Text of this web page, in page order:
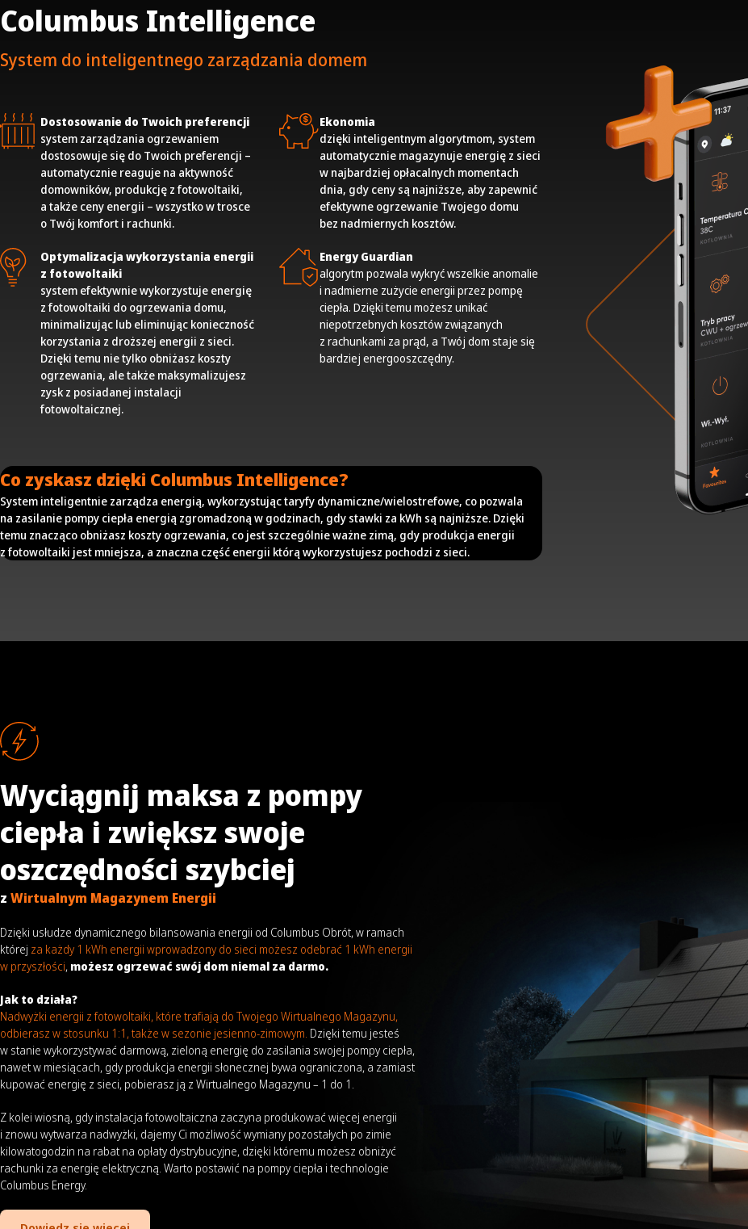
Columbus Intelligence
System do inteligentnego zarządzania domem
Dostosowanie do Twoich preferencji
system zarządzania ogrzewaniem
dostosowuje się do Twoich preferencji –
automatycznie reaguje na aktywność
domowników, produkcję z fotowoltaiki,
a także ceny energii – wszystko w trosce
o Twój komfort i rachunki.
Ekonomia
dzięki inteligentnym algorytmom, system
automatycznie magazynuje energię z sieci
w najbardziej opłacalnych momentach
dnia, gdy ceny są najniższe, aby zapewnić
efektywne ogrzewanie Twojego domu
bez nadmiernych kosztów.
Optymalizacja wykorzystania energii
z fotowoltaiki
system efektywnie wykorzystuje energię
z fotowoltaiki do ogrzewania domu,
minimalizując lub eliminując konieczność
korzystania z droższej energii z sieci.
Dzięki temu nie tylko obniżasz koszty
ogrzewania, ale także maksymalizujesz
zysk z posiadanej instalacji
fotowoltaicznej.
Energy Guardian
algorytm pozwala wykryć wszelkie anomalie
i nadmierne zużycie energii przez pompę
ciepła. Dzięki temu możesz unikać
niepotrzebnych kosztów związanych
z rachunkami za prąd, a Twój dom staje się
bardziej energooszczędny.
Co zyskasz dzięki Columbus Intelligence?
System inteligentnie zarządza energią, wykorzystując taryfy dynamiczne/wielostrefowe, co pozwala
na zasilanie pompy ciepła energią zgromadzoną w godzinach, gdy stawki za kWh są najniższe. Dzięki
temu znacząco obniżasz koszty ogrzewania, co jest szczególnie ważne zimą, gdy produkcja energii
z fotowoltaiki jest mniejsza, a znaczna część energii którą wykorzystujesz pochodzi z sieci.
Wyciągnij maksa z pompy
ciepła i zwiększ swoje
oszczędności szybciej
z Wirtualnym Magazynem Energii
Dzięki usłudze dynamicznego bilansowania energii od Columbus Obrót, w ramach
której za każdy 1 kWh energii wprowadzony do sieci możesz odebrać 1 kWh energii
w przyszłości, możesz ogrzewać swój dom niemal za darmo.
Jak to działa?
Nadwyżki energii z fotowoltaiki, które trafiają do Twojego Wirtualnego Magazynu,
odbierasz w stosunku 1:1, także w sezonie jesienno-zimowym. Dzięki temu jesteś
w stanie wykorzystywać darmową, zieloną energię do zasilania swojej pompy ciepła,
nawet w miesiącach, gdy produkcja energii słonecznej bywa ograniczona, a zamiast
kupować energię z sieci, pobierasz ją z Wirtualnego Magazynu – 1 do 1.
Z kolei wiosną, gdy instalacja fotowoltaiczna zaczyna produkować więcej energii
i znowu wytwarza nadwyżki, dajemy Ci możliwość wymiany pozostałych po zimie
kilowatogodzin na rabat na opłaty dystrybucyjne, dzięki któremu możesz obniżyć
rachunki za energię elektryczną. Warto postawić na pompy ciepła i technologie
Columbus Energy.